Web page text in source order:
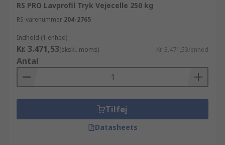
RS PRO Lavprofil Tryk Vejecelle 250 kg
RS-varenummer 204-2765
Indhold (1 enhed)
Kr. 3.471,53(ekskl. moms) Kr. 3.471,53/enhed
Antal
Tilføj
Datasheets